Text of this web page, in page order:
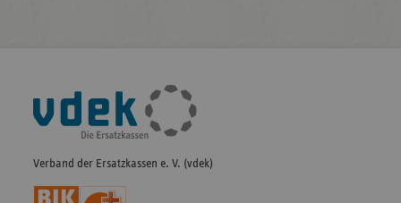
Fußleisten-
Navigation
Verband der Ersatzkassen e. V. (vdek)